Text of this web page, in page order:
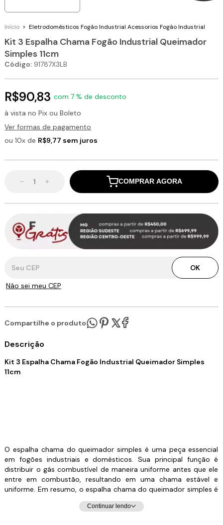
Início > Eletrodomésticos Fogão Industrial Acessorios Fogão Industrial
Kit 3 Espalha Chama Fogão Industrial Queimador
Simples 11cm
Código: 91787X3LB
R$90,83 com 7 % de desconto
à vista no Pix ou Boleto
Ver formas de pagamento
ou 10x de R$9,77 sem juros
COMPRAR AGORA
OK
Não sei meu CEP
Compartilhe o produto:
Descrição
Kit 3 Espalha Chama Fogão Industrial Queimador Simples
11cm
O espalha chama do queimador simples é uma peça essencial
em fogões industriais e domésticos. Sua principal função é
distribuir o gás combustível de maneira uniforme antes que ele
entre em combustão, resultando em uma chama estável e
uniforme. Em resumo, o espalha chama do queimador simples é
fundamental para garantir uma operação eficiente, segura e
consistente do fogão, proporcionando uma chama uniforme e
Continuar lendo